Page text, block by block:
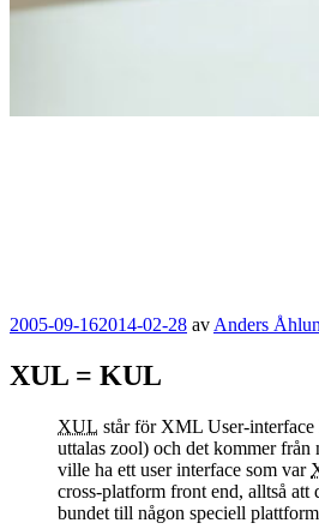
Publicerat
2005-09-162014-02-28 av Anders
XUL = KUL
XUL står för XML User-interface
uttalas zool) och det kommer
ville ha ett user interface som var
cross-platform front end, alltså att
bundet till någon speciell